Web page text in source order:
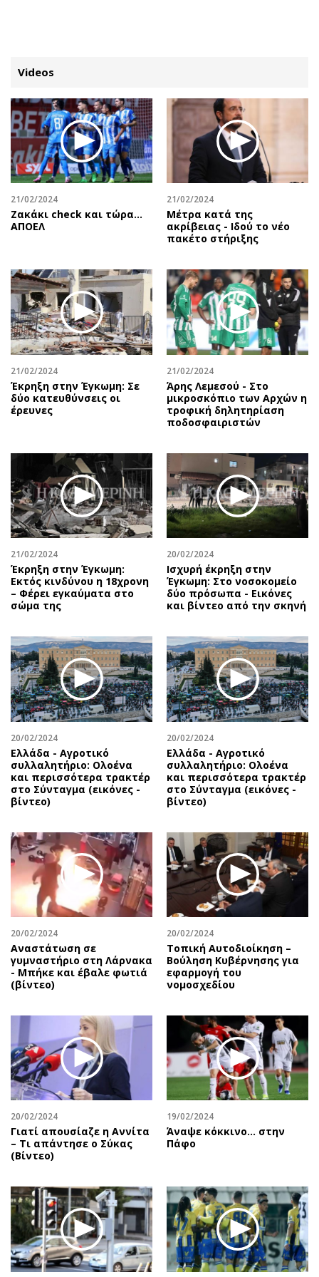
ΚΑΤΗΓΟΡΙΕΣ ΣΥΝΔΕΣΗ
Κύπρος
Παιδεία
Υγεία
Πολιτική
Βουλευτικές 2026
Προεδρικές 2023
Δημοσκοπήσεις
Διπλωματία
Αθλητισμός
Κύπρος
Ελλάδα
Διεθνή
Κληρώσεις Allwyn
Οικονομία
Real Estate
Επιχειρήσεις
Αγορές
Money Review
AstroBank Properties
Trends
Ενέργεια
Περιβάλλον
Ελλάδα
Κόσμος
Παράξενα
Πολιτισμός
Σινεμά
Θέατρο-Χορός
Μουσική
Εικαστικά
Χειρόγραφα
Απόψεις
Αρθρογραφία
The Hill
Υγεία
Αγγελίες
Πωλούνται
Ζητούν εργασία
Θέσεις εργασίας
Geek
Νέα
Κινητά-tablets
Social
Αυτοκίνηση
Πολιτική
Οικονομία
Γενικά
Αναδρομές
Πρόσωπα
Περιβάλλον
Good Life
Γυναίκα
Ταξίδια
Συνταγές
Έξοδος
Media
Εκπομπές
Wine routes
Podcasts
Uncut
Προσφορές
Επιστολές
Videos
21/02/2024
Ζακάκι check και τώρα…
ΑΠΟΕΛ
21/02/2024
Μέτρα κατά της
ακρίβειας - Ιδού το νέο
πακέτο στήριξης
21/02/2024
Έκρηξη στην Έγκωμη: Σε
δύο κατευθύνσεις οι
έρευνες
21/02/2024
Άρης Λεμεσού - Στο
μικροσκόπιο των Αρχών η
τροφική δηλητηρίαση
ποδοσφαιριστών
21/02/2024
Έκρηξη στην Έγκωμη:
Εκτός κινδύνου η 18χρονη
– Φέρει εγκαύματα στο
σώμα της
20/02/2024
Ισχυρή έκρηξη στην
Έγκωμη: Στο νοσοκομείο
δύο πρόσωπα - Εικόνες
και βίντεο από την σκηνή
20/02/2024
Ελλάδα - Αγροτικό
συλλαλητήριο: Ολοένα
και περισσότερα τρακτέρ
στο Σύνταγμα (εικόνες -
βίντεο)
20/02/2024
Ελλάδα - Αγροτικό
συλλαλητήριο: Ολοένα
και περισσότερα τρακτέρ
στο Σύνταγμα (εικόνες -
βίντεο)
20/02/2024
Αναστάτωση σε
γυμναστήριο στη Λάρνακα
- Μπήκε και έβαλε φωτιά
(βίντεο)
20/02/2024
Τοπική Αυτοδιοίκηση –
Βούληση Κυβέρνησης για
εφαρμογή του
νομοσχεδίου
20/02/2024
Γιατί απουσίαζε η Αννίτα
– Τι απάντησε ο Σύκας
(Βίντεο)
19/02/2024
Άναψε κόκκινο… στην
Πάφο